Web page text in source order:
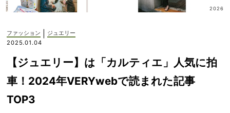
記憶
に一
生残
ツ】
＆イ
2026
ファッション
ジュエリー
2025.01.04
【ジュエリー】は「カルティエ」人気に拍
車！2024年VERYwebで読まれた記事
TOP3